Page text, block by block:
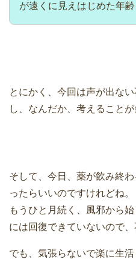
が遠くに見えはじめた年
とにかく、今回は声が出な
し、なんだか、考えることが
そして、今日、薬が飲み終
ったらいいのですけれどね。
もうひと月続く、風邪から
には回復できていないので、
でも、気張らないで楽に生活